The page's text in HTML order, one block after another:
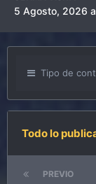
5 Agosto, 2026
Tipo de
Todo lo
PREVIO